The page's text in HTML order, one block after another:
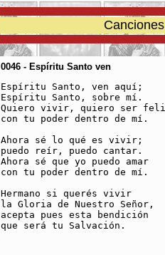
0046 - Espíritu Santo ven
Espíritu Santo, ven aquí;
Espíritu Santo, sobre mí.
Quiero vivir, quiero ser
con tu poder dentro de mí.
Ahora sé lo qué es vivir;
puedo reír, puedo cantar.
Ahora sé que yo puedo amar
con tu poder dentro de mí.
Hermano si querés vivir
la Gloria de Nuestro Señor,
acepta pues esta bendición
que será tu Salvación.